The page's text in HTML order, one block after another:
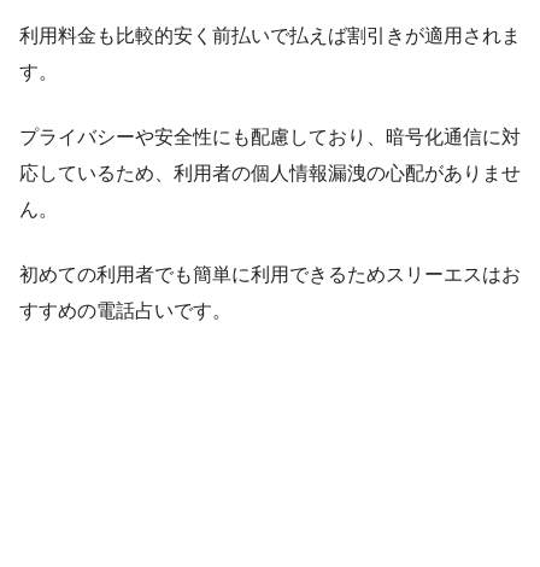
利用料金も比較的安く前払いで払えば割引きが適用されま
す。
プライバシーや安全性にも配慮しており、暗号化通信に対
応しているため、利用者の個人情報漏洩の心配がありませ
ん。
初めての利用者でも簡単に利用できるためスリーエスはお
すすめの電話占いです。